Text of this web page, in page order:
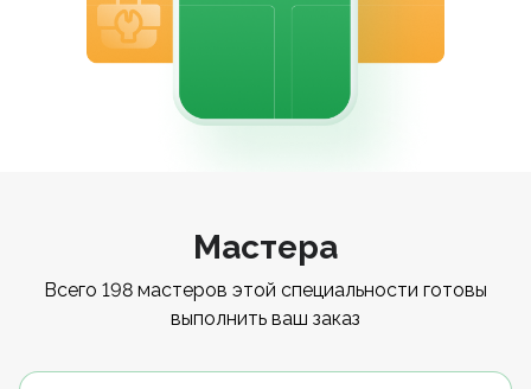
Мастера
Всего 198 мастеров этой специальности готовы
выполнить ваш заказ